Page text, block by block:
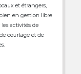
et étrangers,
en gestion libre
activités de
courtage et de